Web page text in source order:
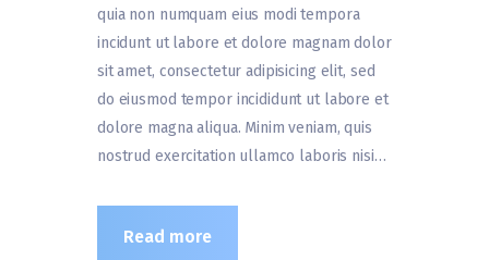
quia non numquam eius modi tempora
incidunt ut labore et dolore magnam dolor
sit amet, consectetur adipisicing elit, sed
do eiusmod tempor incididunt ut labore et
dolore magna aliqua. Minim veniam, quis
nostrud exercitation ullamco laboris nisi…
Read more